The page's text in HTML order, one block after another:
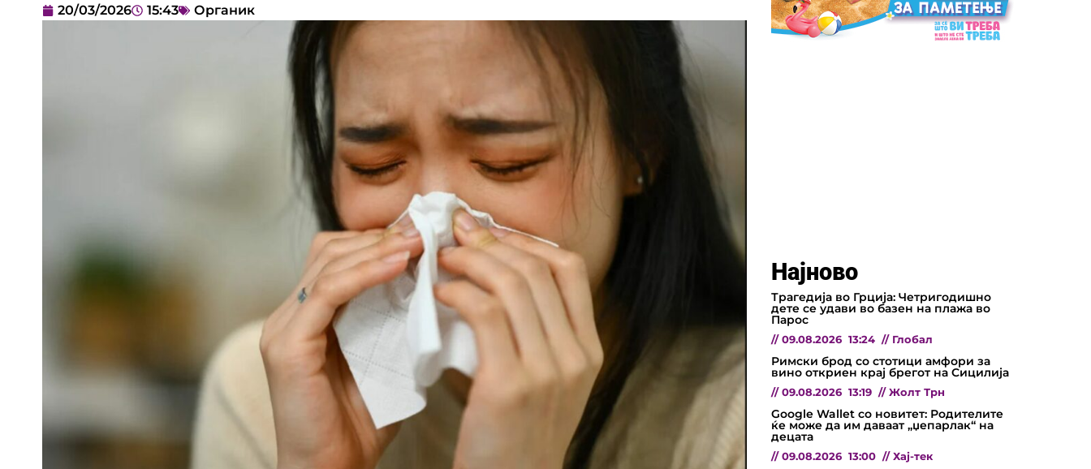
20/03/2026 15:43 Органик
Најново
Трагедија во Грција: Четригодишно
дете се удави во базен на плажа во
Парос
// 09.08.2026 13:24 // Глобал
Римски брод со стотици амфори за
вино откриен крај брегот на Сицилија
// 09.08.2026 13:19 // Жолт Трн
Google Wallet со новитет: Родителите
ќе може да им даваат „џепарлак“ на
децата
// 09.08.2026 13:00 // Хај-тек